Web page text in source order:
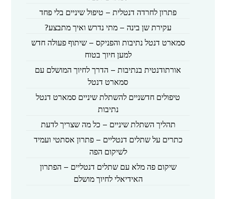
פתרון לחרדה דנטלית – טיפול שיניים בלי פחד
עקירת שן בינה – מתי נדרש ואיך מתבצע?
סמארט דנטל נתיבות והפניקס – שיתוף פעולה חדש
למען חיוך בטוח
אורתודנטית בנתיבות – הדרך לחיוך המושלם עם
סמארט דנטל
טיפולים חדשניים להשתלת שיניים סמארט דנטל
נתיבות
תהליך השתלת שיניים – כל מה שצריך לדעת
כתרים על שתלים דנטליים – פתרון אסתטי ועמיד
לשיקום הפה
שיקום פה מלא עם שתלים דנטליים – הפתרון
האידיאלי לחיוך מושלם